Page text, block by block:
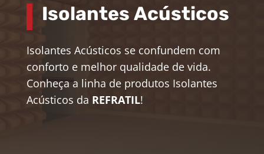
Isolantes Acústicos
Isolantes Acústicos se confundem com
conforto e melhor qualidade de vida.
Conheça a linha de produtos Isolantes
Acústicos da REFRATIL!